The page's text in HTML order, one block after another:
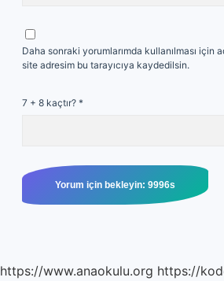
Daha sonraki yorumlarımda kullanılması için
site adresim bu tarayıcıya kaydedilsin.
7 + 8 kaçtır? *
https://www.anaokulu.org https://